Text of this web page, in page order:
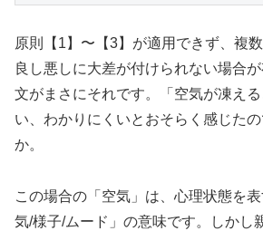
原則【1】〜【3】が適用できず、複
良し悪しに大差が付けられない場合
文がまさにそれです。「空気が凍え
い、わかりにくいとおそらく感じた
か。
この場合の「空気」は、心理状態を
気/様子/ムード」の意味です。しかし